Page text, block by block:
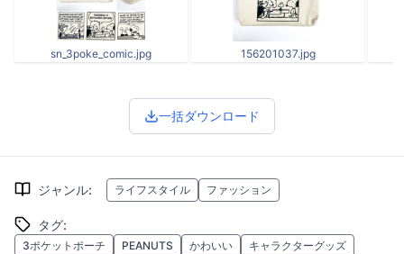
sn_3poke_comic.jpg 156201037.jpg
一括ダウンロード
ジャンル: ライフスタイル ファッション
タグ:
3ポケットポーチ PEANUTS かわいい
キャラクターグッズ